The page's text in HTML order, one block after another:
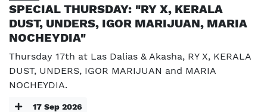
SPECIAL THURSDAY: "RY X, KERALA
DUST, UNDERS, IGOR MARIJUAN, MARIA
NOCHEYDIA"
Thursday 17th at Las Dalias & Akasha, RY X, KERALA
DUST, UNDERS, IGOR MARIJUAN and MARIA
NOCHEYDIA.
17 Sep 2026